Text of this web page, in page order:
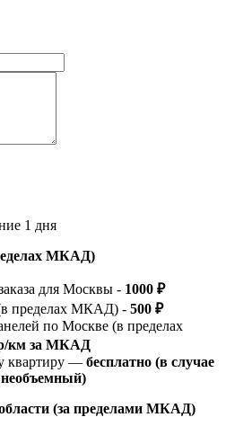
1 дня
МКАД)
для Москвы - 1000 ₽
пределах МКАД) - 500 ₽
по Москве (в пределах
км за МКАД
квартиру — бесплатно (в случае
необъемный)
(за пределами МКАД)